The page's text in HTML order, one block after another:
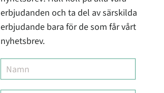
besvär
Holistic Femme
balanserar
· Vitamin B6
erbjudanden och ta del av särskilda
erbjudande bara för de som får vårt
nyhetsbrev.